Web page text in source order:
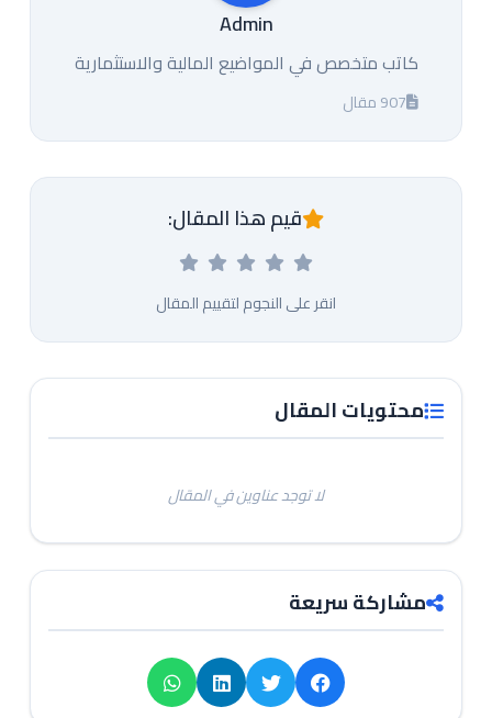
Admin
كاتب متخصص في المواضيع المالية والاستثمارية
907 مقال
قيم هذا المقال:
انقر على النجوم لتقييم المقال
محتويات المقال
لا توجد عناوين في المقال
مشاركة سريعة